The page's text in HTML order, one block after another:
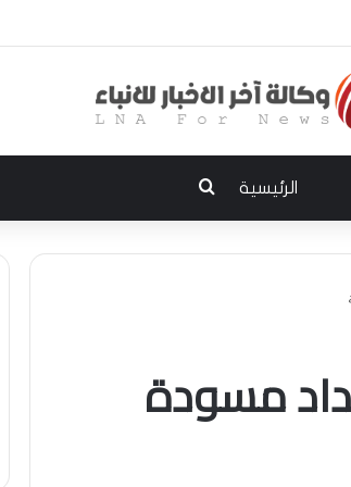
مدير توزيع كهرباء الديوانية السابق ومعاونه
الرئيسية بحث عن
مسودة